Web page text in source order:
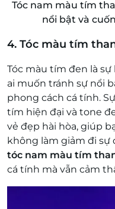
Tóc nam màu tím
nổi bật và
4. Tóc màu tím
Tóc màu tím đen là
ai muốn tránh sự nổi
phong cách cá tính.
tím hiện đại và tone
vẻ đẹp hài hòa, giúp
không làm giảm đi sự
tóc nam màu tím
cá tính mà vẫn cảm